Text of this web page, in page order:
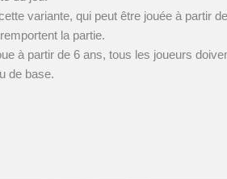
variante, qui peut être jouée à partir
la partie.
à partir de 6 ans, tous les joueurs
de base.